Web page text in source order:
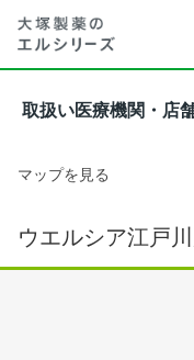
取扱い医療機関・店
マップを見る
ウエルシア江戸